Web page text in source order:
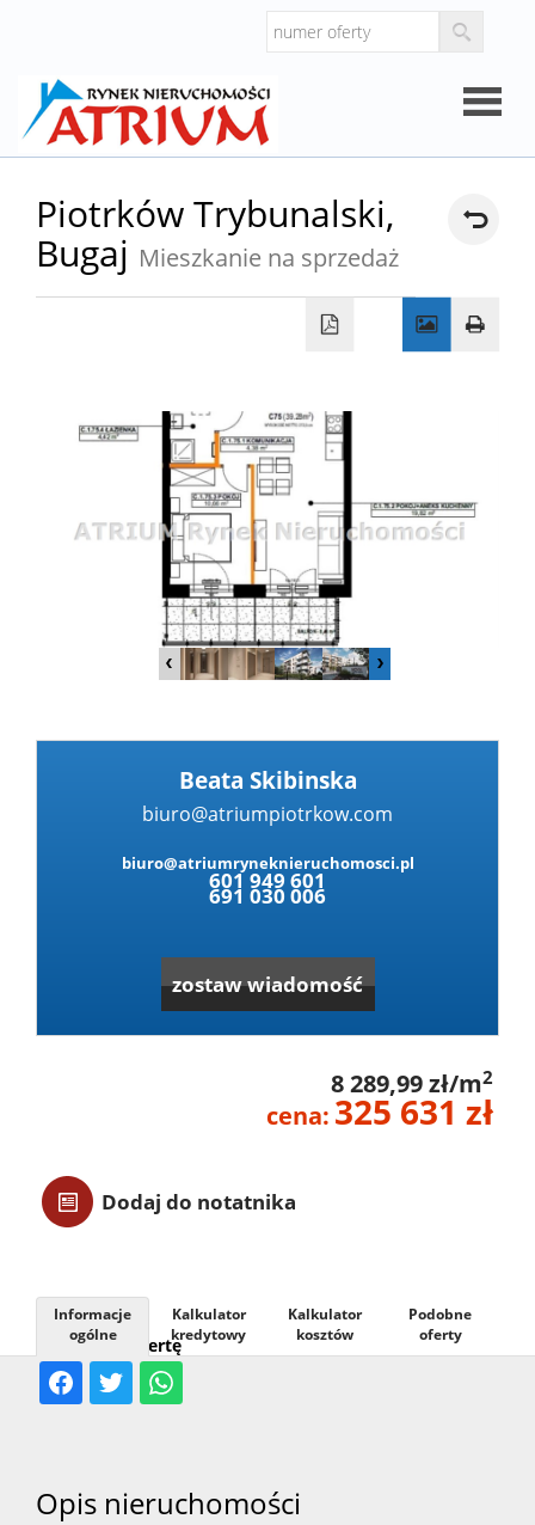
firmie
Domy
Usługi
Piotrków Trybunalski,
Bugaj Mieszkanie na sprzedaż
Beata Skibinska
biuro@atriumpiotrkow.com
biuro@atriumryneknieruchomosci.pl
601 949 601
691 030 006
zostaw wiadomość
8 289,99 zł/m2
cena: 325 631 zł
Dodaj do notatnika
Udostępnij ofertę
Informacje
ogólne
Kalkulator
kredytowy
Kalkulator
kosztów
Podobne
oferty
Opis nieruchomości